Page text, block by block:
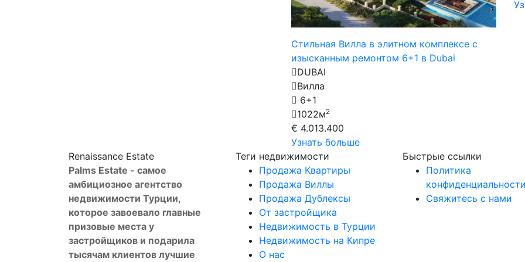
Стильная Вилла в элитном комплексе с
изысканным ремонтом 6+1 в Dubai
DUBAI
Вилла
6+1
1022м2
€ 4.013.400
Узнать больше
Renaissance Estate
Palms Estate - самое
амбициозное агентство
недвижимости Турции,
которое завоевало главные
призовые места у
застройщиков и подарила
тысячам клиентов лучшие
Теги недвижимости
Продажа Квартиры
Продажа Виллы
Продажа Дублексы
От застройщика
Недвижимость в Турции
Недвижимость на Кипре
О нас
Быстрые ссылки
Политика
Свяжитесь с нами